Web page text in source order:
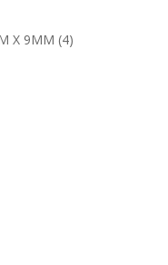
X 9MM (4)